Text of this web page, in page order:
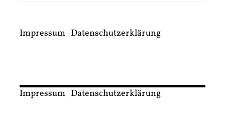
Impressum | Datenschutzerklärung
Impressum | Datenschutzerklärung